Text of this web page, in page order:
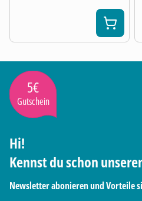
5€
Gutschein
Hi!
Kennst du schon
Newsletter abonieren und Vorteile